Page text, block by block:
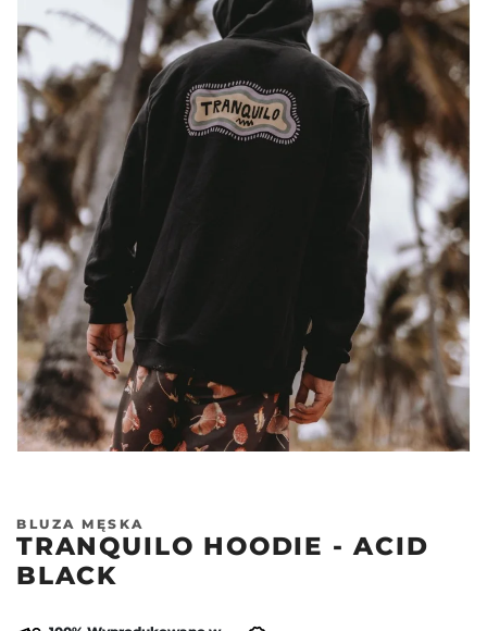
Poprzedni
BLUZA MĘSKA
TRANQUILO HOODIE - ACID
BLACK